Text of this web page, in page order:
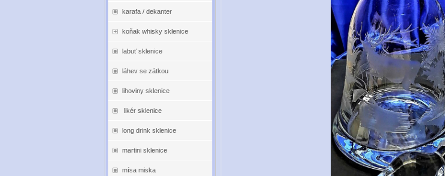
karafa / dekanter
koňak whisky sklenice
labuť sklenice
láhev se zátkou
lihoviny sklenice
likér sklenice
long drink sklenice
martini sklenice
mísa miska